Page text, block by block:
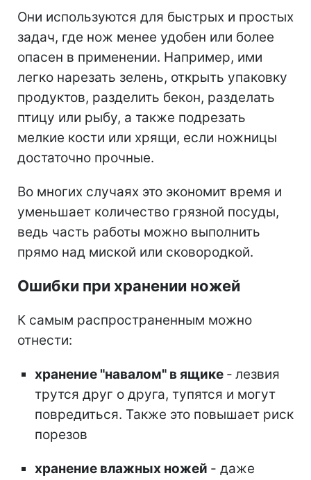
Они используются для быстрых и простых
задач, где нож менее удобен или более
опасен в применении. Например, ими
легко нарезать зелень, открыть упаковку
продуктов, разделить бекон, разделать
птицу или рыбу, а также подрезать
мелкие кости или хрящи, если ножницы
достаточно прочные.
Во многих случаях это экономит время и
уменьшает количество грязной посуды,
ведь часть работы можно выполнить
прямо над миской или сковородкой.
Ошибки при хранении ножей
К самым распространенным можно
отнести:
хранение "навалом" в ящике - лезвия
трутся друг о друга, тупятся и могут
повредиться. Также это повышает риск
порезов
хранение влажных ножей - даже